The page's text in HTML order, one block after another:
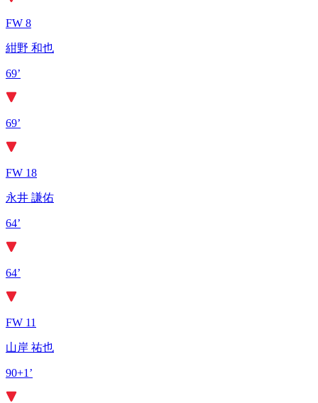
FW 8
紺野 和也
69’
69’
FW 18
永井 謙佑
64’
64’
FW 11
山岸 祐也
90+1’